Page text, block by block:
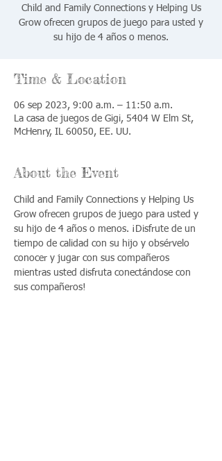
Child and Family Connections y Helping Us
Grow ofrecen grupos de juego para usted y
su hijo de 4 años o menos.
Time & Location
06 sep 2023, 9:00 a.m. – 11:50 a.m.
La casa de juegos de Gigi, 5404 W Elm St,
McHenry, IL 60050, EE. UU.
About the Event
Child and Family Connections y Helping Us
Grow ofrecen grupos de juego para usted y
su hijo de 4 años o menos. ¡Disfrute de un
tiempo de calidad con su hijo y obsérvelo
conocer y jugar con sus compañeros
mientras usted disfruta conectándose con
sus compañeros!